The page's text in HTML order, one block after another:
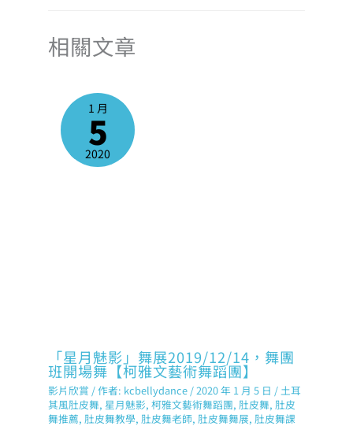
相關文章
1 月
5
2020
「星月魅影」舞展2019/12/14，舞團
班開場舞【柯雅文藝術舞蹈團】
影片欣賞 / 作者: kcbellydance /2020 年 1 月 5 日 / 土耳
其風肚皮舞, 星月魅影,柯雅文藝術舞蹈團, 肚皮舞, 肚皮
舞推薦, 肚皮舞教學, 肚皮舞老師, 肚皮舞舞展, 肚皮舞課